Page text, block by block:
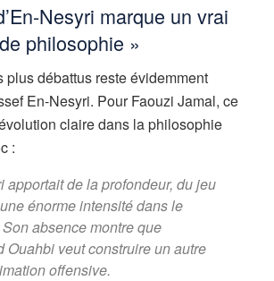
Nesyri marque un vrai
philosophie »
plus débattus reste évidemment
En-Nesyri. Pour Faouzi Jamal, ce
claire dans la philosophie
:
apportait de la profondeur, du jeu
énorme intensité dans le
absence montre que
Ouahbi veut construire un autre
offensive.